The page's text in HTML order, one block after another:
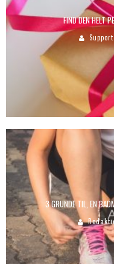
FIND DEN HELT
Support
3 GRUNDE TIL, EN